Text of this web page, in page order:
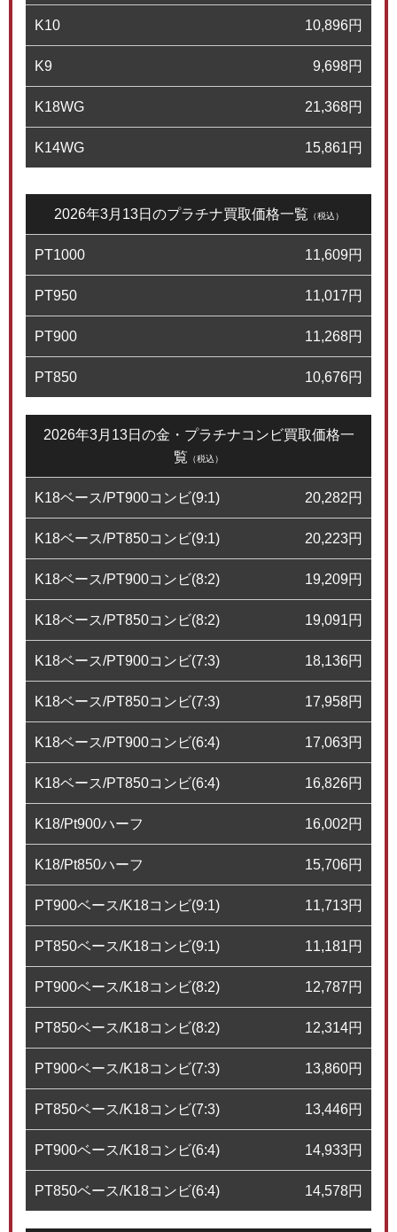
K10 10,896円
K9 9,698円
K18WG 21,368円
K14WG 15,861円
2026年3月13日のプラチナ買取価格一覧 （税込）
PT1000 11,609円
PT950 11,017円
PT900 11,268円
PT850 10,676円
2026年3月13日の金・プラチナコンビ買取価格一
覧 （税込）
K18ベース/PT900コンビ(9:1) 20,282円
K18ベース/PT850コンビ(9:1) 20,223円
K18ベース/PT900コンビ(8:2) 19,209円
K18ベース/PT850コンビ(8:2) 19,091円
K18ベース/PT900コンビ(7:3) 18,136円
K18ベース/PT850コンビ(7:3) 17,958円
K18ベース/PT900コンビ(6:4) 17,063円
K18ベース/PT850コンビ(6:4) 16,826円
K18/Pt900ハーフ 16,002円
K18/Pt850ハーフ 15,706円
PT900ベース/K18コンビ(9:1) 11,713円
PT850ベース/K18コンビ(9:1) 11,181円
PT900ベース/K18コンビ(8:2) 12,787円
PT850ベース/K18コンビ(8:2) 12,314円
PT900ベース/K18コンビ(7:3) 13,860円
PT850ベース/K18コンビ(7:3) 13,446円
PT900ベース/K18コンビ(6:4) 14,933円
PT850ベース/K18コンビ(6:4) 14,578円